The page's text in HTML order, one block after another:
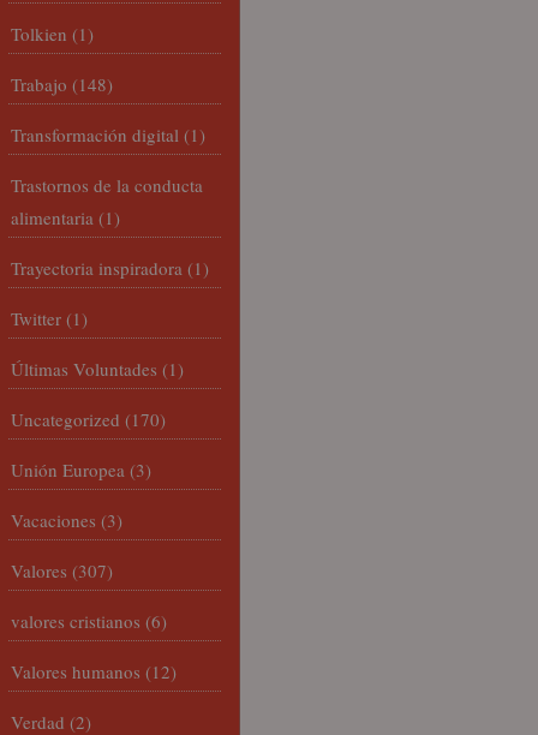
Tolkien (1)
Trabajo (148)
Transformación digital (1)
Trastornos de la conducta
alimentaria (1)
Trayectoria inspiradora (1)
Twitter (1)
Últimas Voluntades (1)
Uncategorized (170)
Unión Europea (3)
Vacaciones (3)
Valores (307)
valores cristianos (6)
Valores humanos (12)
Verdad (2)